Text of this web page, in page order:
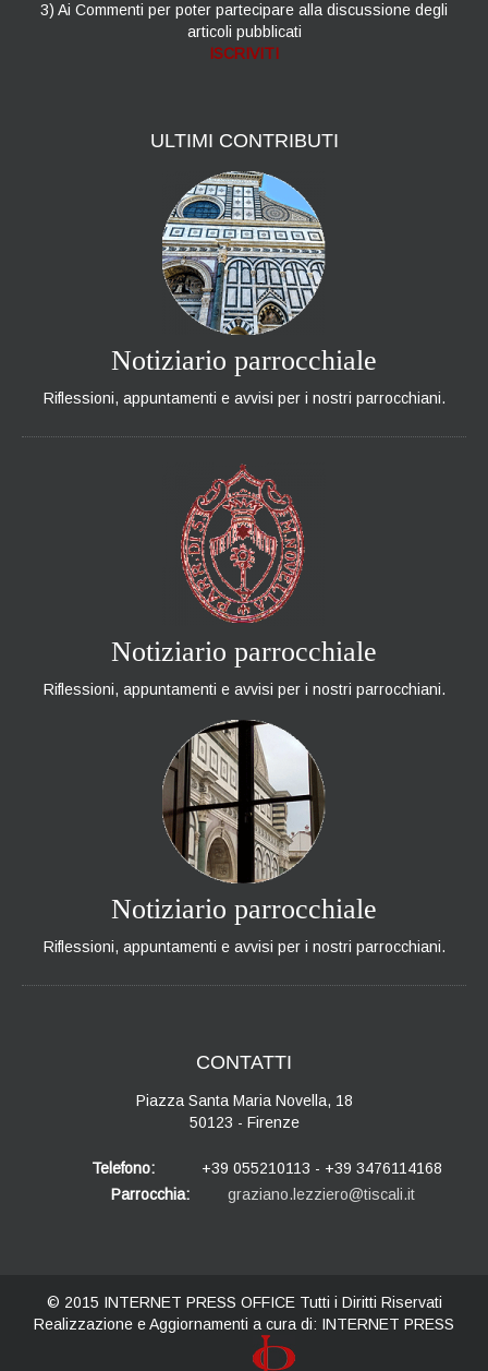
3) Ai Commenti per poter partecipare alla discussione degli
articoli pubblicati
ISCRIVITI
ULTIMI CONTRIBUTI
Notiziario parrocchiale
Riflessioni, appuntamenti e avvisi per i nostri parrocchiani.
Notiziario parrocchiale
Riflessioni, appuntamenti e avvisi per i nostri parrocchiani.
Notiziario parrocchiale
Riflessioni, appuntamenti e avvisi per i nostri parrocchiani.
CONTATTI
Piazza Santa Maria Novella, 18
50123 - Firenze
Telefono:
+39 055210113 - +39 3476114168
Parrocchia:
graziano.lezziero@tiscali.it
© 2015 INTERNET PRESS OFFICE Tutti i Diritti Riservati
Realizzazione e Aggiornamenti a cura di: INTERNET PRESS